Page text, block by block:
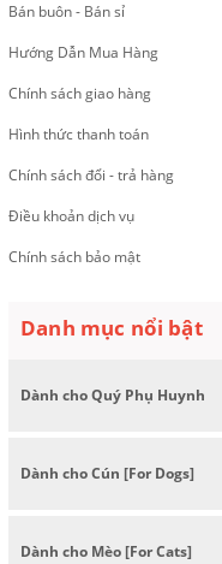
Bán buôn - Bán sỉ
Hướng Dẫn Mua Hàng
Chính sách giao hàng
Hình thức thanh toán
Chính sách đổi - trả hàng
Điều khoản dịch vụ
Chính sách bảo mật
Danh mục nổi bật
Dành cho Quý Phụ Huynh
Dành cho Cún [For Dogs]
Dành cho Mèo [For Cats]